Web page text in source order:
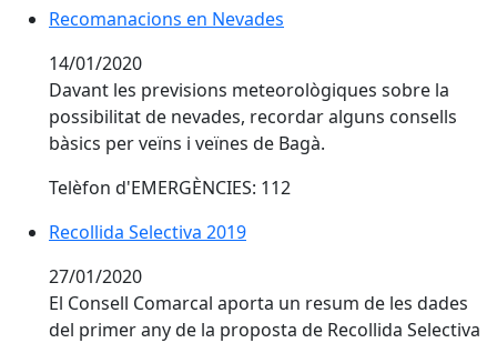
Recomanacions en Nevades
Recomanacions en Nevades
14/01/2020
Davant les previsions meteorològiques sobre la
possibilitat de nevades, recordar alguns consells
bàsics per veïns i veïnes de Bagà.
Telèfon d'EMERGÈNCIES: 112
Recollida Selectiva 2019
Recollida Selectiva 2019
27/01/2020
El Consell Comarcal aporta un resum de les dades
del primer any de la proposta de Recollida Selectiva